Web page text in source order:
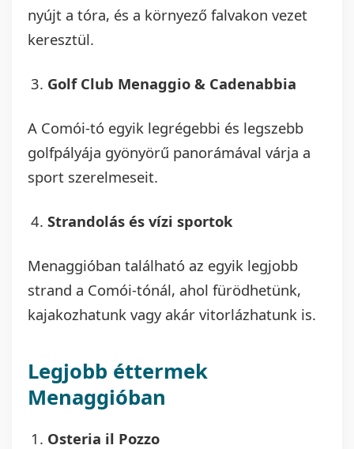
nyújt a tóra, és a környező falvakon vezet
keresztül.
Golf Club Menaggio & Cadenabbia
A Comói-tó egyik legrégebbi és legszebb
golfpályája gyönyörű panorámával várja a
sport szerelmeseit.
Strandolás és vízi sportok
Menaggióban található az egyik legjobb
strand a Comói-tónál, ahol fürödhetünk,
kajakozhatunk vagy akár vitorlázhatunk is.
Legjobb éttermek
Menaggióban
Osteria il Pozzo